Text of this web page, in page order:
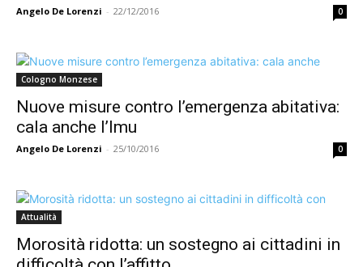
Angelo De Lorenzi - 22/12/2016 0
Cologno Monzese
Nuove misure contro l’emergenza abitativa:
cala anche l’Imu
Angelo De Lorenzi - 25/10/2016 0
Attualità
Morosità ridotta: un sostegno ai cittadini in